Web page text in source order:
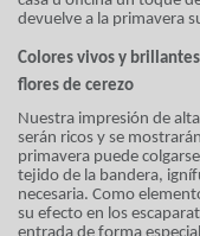
devuelve a la primavera
Colores vivos y
flores de cerezo
Nuestra impresión de
serán ricos y se
primavera puede
tejido de la bandera,
necesaria. Como
su efecto en los
entrada de forma